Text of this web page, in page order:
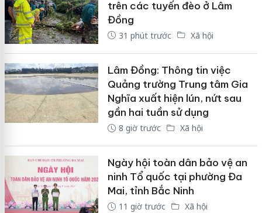
trên các tuyến đèo ở Lâm
Đồng
31 phút trước Xã hội
Lâm Đồng: Thông tin việc
Quảng trường Trung tâm Gia
Nghĩa xuất hiện lún, nứt sau
gần hai tuần sử dụng
8 giờ trước Xã hội
Ngày hội toàn dân bảo vệ an
ninh Tổ quốc tại phường Đa
Mai, tỉnh Bắc Ninh
11 giờ trước Xã hội